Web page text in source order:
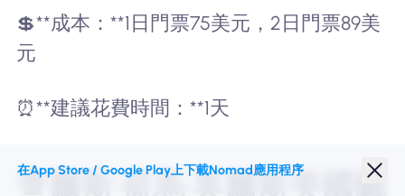
💲**成本：**1日門票75美元，2日門票89美
元
⏰**建議花費時間：**1天
查爾斯·荷馬·莫爾斯美國藝
在App Store / Google Play上下載Nomad應用程序